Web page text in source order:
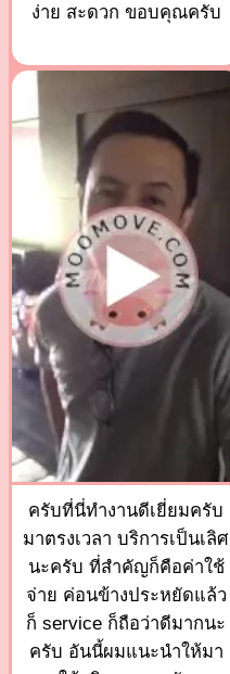
ง่าย สะดวก ขอบคุณครับ
ครับที่นี่ทำงานดีเยี่ยมครับ
มาตรงเวลา บริการเป็นเลิศ
นะครับ ที่สำคัญก็คือค่าใช้
จ่าย ค่อนข้างประหยัดแล้ว
ก็ service ก็ถือว่าดีมากนะ
ครับ อันนี้ผมแนะนำให้มา